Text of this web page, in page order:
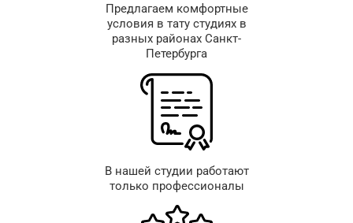
Предлагаем комфортные
условия в тату студиях в
разных районах Санкт-
Петербурга
В нашей студии работают
только профессионалы